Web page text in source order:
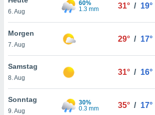
oder
Partner
es uns
das
der
Profil zu
Ihnen
6. Aug
60%
1.3 mm
31° / 19°
Morgen
7. Aug
29° / 17°
Samstag
8. Aug
31° / 16°
Sonntag
9. Aug
30%
0.3 mm
35° / 17°